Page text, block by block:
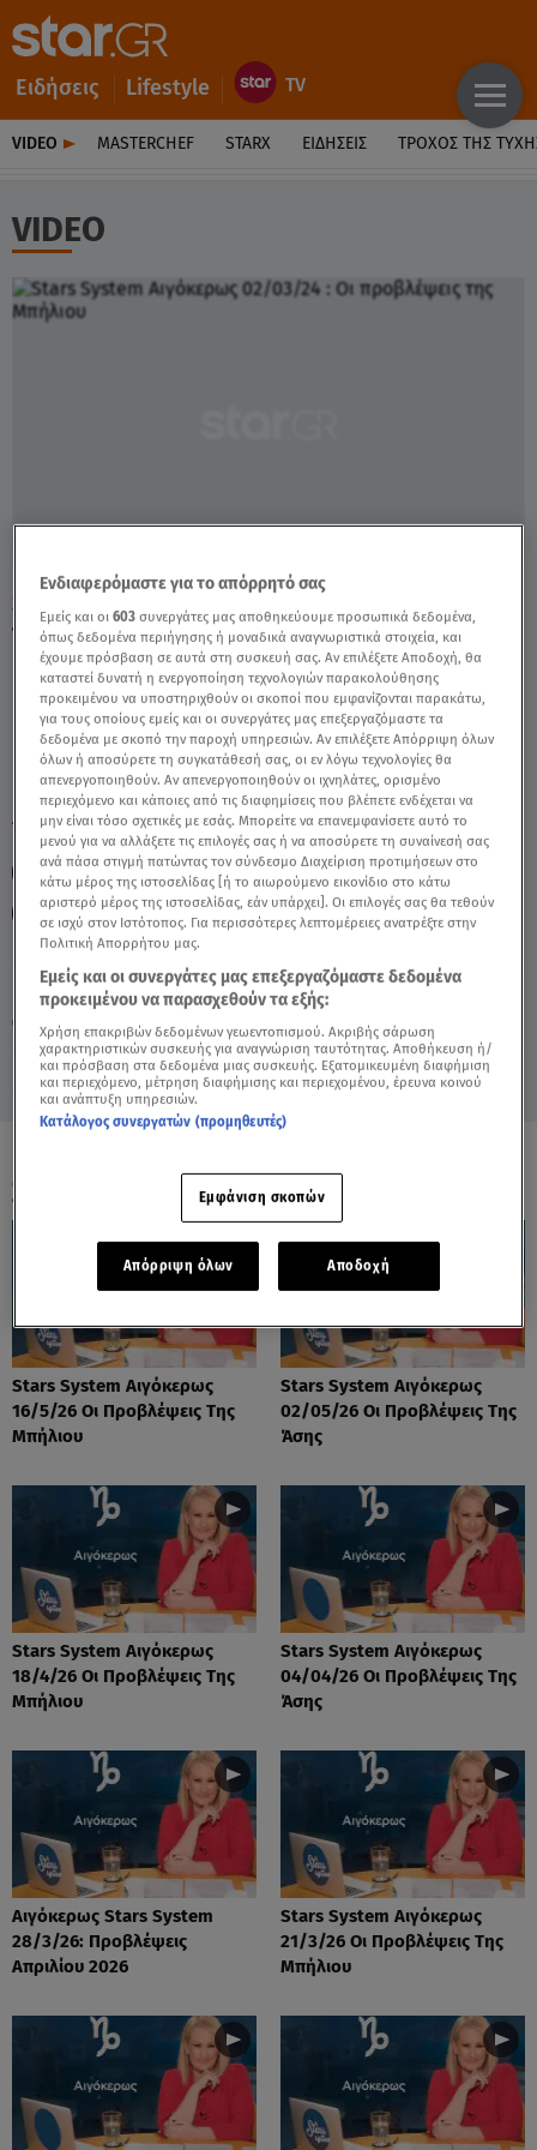
Ειδήσεις Lifestyle
VIDEO MASTERCHEF STARX ΕΙΔΉΣΕΙΣ ΤΡΟΧΌΣ ΤΗΣ
VIDEO
Παρασκευή 7 Αυγούστου 2026
02.03.24, 15:50 ΖΩΔΙΑ
Stars System Αιγόκερως 02/03/24 : Οι
προβλέψεις της Μπήλιου - Video
TAGS: STARS SYSTEM ΑΙΓΟΚΕΡΩΣ ΑΣΗ ΜΠΗΛΙΟΥ
ΖΩΔΙΑ ΑΣΗ ΜΠΗΛΙΟΥ
ΑΣΤΡΟΛΟΓΙΚΕΣ ΠΡΟΒΛΕΨΕΙΣ
STARS SYSTEM 2/3/24
ΟΛΑ ΤΑ ΒΙΝΤΕΟ
Stars System Αιγόκερως
16/5/26 Οι Προβλέψεις Της
Μπήλιου
Stars System Αιγόκερως
02/05/26 Οι Προβλέψεις Της
Άσης
Stars System Αιγόκερως
18/4/26 Οι Προβλέψεις Της
Μπήλιου
Stars System Αιγόκερως
04/04/26 Οι Προβλέψεις Της
Άσης
Αιγόκερως Stars System
28/3/26: Προβλέψεις
Απριλίου 2026
Stars System Αιγόκερως
21/3/26 Οι Προβλέψεις Της
Μπήλιου
Ενδιαφερόμαστε για το απόρρητό σας
Εμείς και οι603 συνεργάτες μας αποθηκεύουμε προσωπικά δεδομένα,
όπως δεδομένα περιήγησης ή μοναδικά αναγνωριστικά στοιχεία, και
έχουμε πρόσβαση σε αυτά στη συσκευή σας. Αν επιλέξετε Αποδοχή, θα
καταστεί δυνατή η ενεργοποίηση τεχνολογιών παρακολούθησης
προκειμένου να υποστηριχθούν οι σκοποί που εμφανίζονται παρακάτω,
για τους οποίους εμείς και οι συνεργάτες μας επεξεργαζόμαστε τα
δεδομένα με σκοπό την παροχή υπηρεσιών. Αν επιλέξετε Απόρριψη όλων
όλων ή αποσύρετε τη συγκατάθεσή σας, οι εν λόγω τεχνολογίες θα
απενεργοποιηθούν. Αν απενεργοποιηθούν οι ιχνηλάτες, ορισμένο
περιεχόμενο και κάποιες από τις διαφημίσεις που βλέπετε ενδέχεται να
μην είναι τόσο σχετικές με εσάς. Μπορείτε να επανεμφανίσετε αυτό το
μενού για να αλλάξετε τις επιλογές σας ή να αποσύρετε τη συναίνεσή σας
ανά πάσα στιγμή πατώντας τον σύνδεσμο Διαχείριση προτιμήσεων στο
κάτω μέρος της ιστοσελίδας [ή το αιωρούμενο εικονίδιο στο κάτω
αριστερό μέρος της ιστοσελίδας, εάν υπάρχει]. Οι επιλογές σας θα τεθούν
σε ισχύ στον Ιστότοπος. Για περισσότερες λεπτομέρειες ανατρέξτε στην
Πολιτική Απορρήτου μας.
Εμείς και οι συνεργάτες μας επεξεργαζόμαστε δεδομένα
προκειμένου να παρασχεθούν τα εξής:
Χρήση επακριβών δεδομένων γεωεντοπισμού. Ακριβής σάρωση
χαρακτηριστικών συσκευής για αναγνώριση ταυτότητας. Αποθήκευση ή/
και πρόσβαση στα δεδομένα μιας συσκευής. Εξατομικευμένη διαφήμιση
και περιεχόμενο, μέτρηση διαφήμισης και περιεχομένου, έρευνα κοινού
και ανάπτυξη υπηρεσιών.
Κατάλογος συνεργατών (προμηθευτές)
Εμφάνιση σκοπών
Απόρριψη όλων Αποδοχή